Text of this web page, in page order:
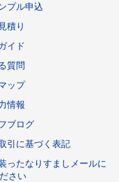
プル申込
積り
イド
質問
ップ
情報
ブログ
引に基づく表記
ったなりすましメールに
さい